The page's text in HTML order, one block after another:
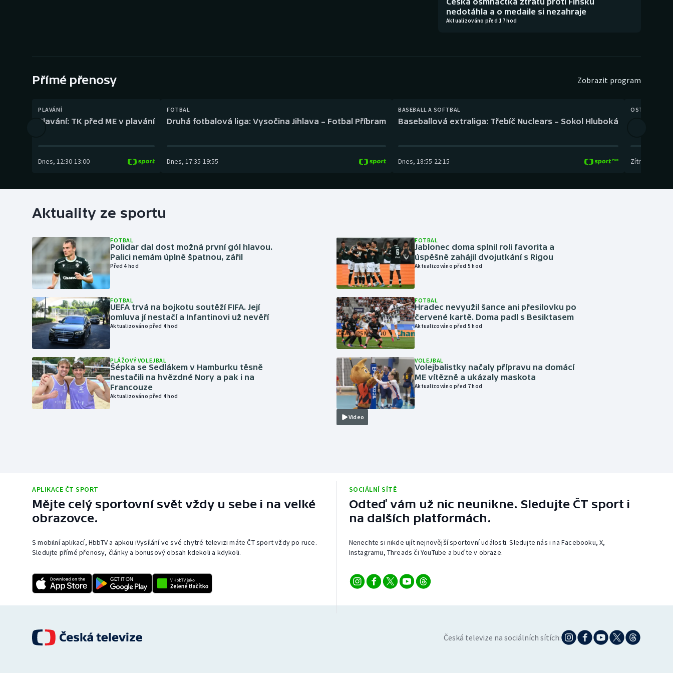
Gymnastika Plážový volejbal
nedotáhla a o medaile si nezahraje
Aktualizováno před 17 hod
Přímé přenosy Zobrazit program
PLAVÁNÍ
Plavání: TK před ME v plavání
Dnes, 12:30-13:00
FOTBAL
Druhá fotbalová liga: Vysočina Jihlava – Fotbal Příbram
Dnes, 17:35-19:55
BASEBALL A SOFTBAL
Baseballová extraliga: Třebíč Nuclears – Sokol Hluboká
Dnes, 18:55-22:15
OSTATNÍ
Zítra
Aktuality ze sportu
FOTBAL
Polidar dal dost možná první gól hlavou.
Palici nemám úplně špatnou, zářil
Před 4 hod
FOTBAL
UEFA trvá na bojkotu soutěží FIFA. Její
omluva jí nestačí a Infantinovi už nevěří
Aktualizováno před 4 hod
PLÁŽOVÝ VOLEJBAL
Šépka se Sedlákem v Hamburku těsně
nestačili na hvězdné Nory a pak i na
Francouze
Aktualizováno před 4 hod
FOTBAL
Jablonec doma splnil roli favorita a
úspěšně zahájil dvojutkání s Rigou
Aktualizováno před 5 hod
FOTBAL
Hradec nevyužil šance ani přesilovku po
červené kartě. Doma padl s Besiktasem
Aktualizováno před 5 hod
Video
VOLEJBAL
Volejbalistky načaly přípravu na domácí
ME vítězně a ukázaly maskota
Aktualizováno před 7 hod
APLIKACE ČT SPORT
Mějte celý sportovní svět vždy u sebe i na velké
obrazovce.
S mobilní aplikací, HbbTV a apkou iVysílání ve své chytré televizi máte ČT sport vždy po ruce.
Sledujte přímé přenosy, články a bonusový obsah kdekoli a kdykoli.
SOCIÁLNÍ SÍTĚ
Odteď vám už nic neunikne. Sledujte ČT sport i
na dalších platformách.
Nenechte si nikde ujít nejnovější sportovní události. Sledujte nás i na Facebooku, X,
Instagramu, Threads či YouTube a buďte v obraze.
Česká televize na sociálních sítích: